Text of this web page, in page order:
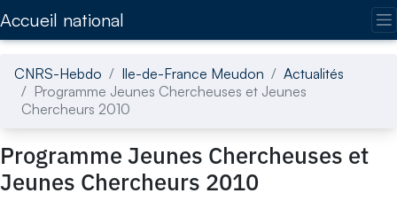
Accueil national
CNRS-Hebdo Ile-de-France Meudon
Actualités
Programme Jeunes Chercheuses et Jeunes
Chercheurs 2010
Programme Jeunes Chercheuses et
Jeunes Chercheurs 2010